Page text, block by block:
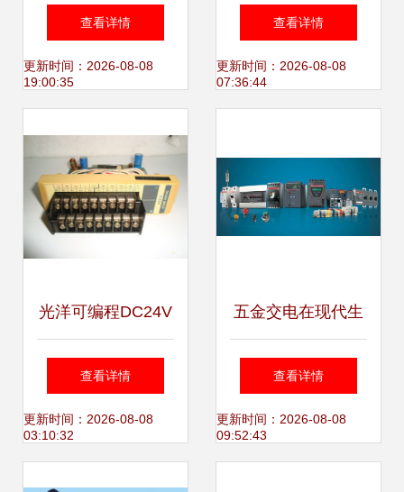
设备批发供应阀
门、消防器材、水
行车
查看详情
更新时间：2026-08-08
19:00:35
拆机件 价格、厂家
与采购指南——以
查看详情
更新时间：2026-08-08
07:36:44
光洋可编程DC24V
INPUT E-05N 二手
拆机件市场概况
查看详情
更新时间：2026-08-08
03:10:32
五金交电在现代生
活中的角色与
AF52-30-00-11 24-
查看详情
更新时间：2026-08-08
09:52:43